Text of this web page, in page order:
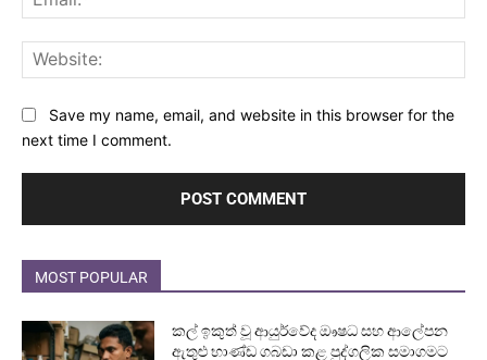
Save my name, email, and website in this browser for the
next time I comment.
MOST POPULAR
කල් ඉකුත් වූ ආයුර්වේද ඖෂධ සහ ආලේපන
ඇතුළු භාණ්ඩ ගබඩා කළ පුද්ගලික සමාගමට